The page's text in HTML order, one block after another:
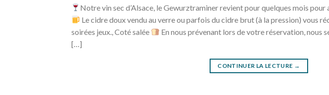
Notre vin sec d’Alsace, le Gewurztraminer revient pour quelques mois pour
Le cidre doux vendu au verre ou parfois du cidre brut (à la pression) vous
soirées jeux., Coté salée
En nous prévenant lors de votre réservation, nous
[…]
CONTINUER LA LECTURE →